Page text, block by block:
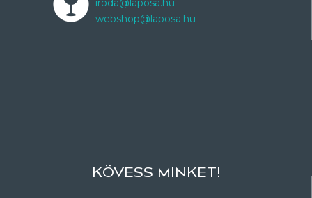
iroda@laposa.hu
webshop@laposa.hu
KÖVESS MINKET!